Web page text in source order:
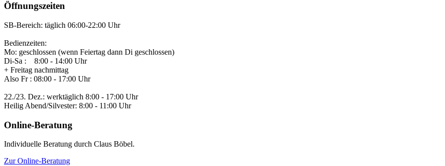
Öffnungszeiten
SB-Bereich: täglich 06:00-22:00 Uhr
Bedienzeiten:
Mo: geschlossen (wenn Feiertag dann Di geschlossen)
Di-Sa : 8:00 - 14:00 Uhr
+ Freitag nachmittag
Also Fr : 08:00 - 17:00 Uhr
22./23. Dez.: werktäglich 8:00 - 17:00 Uhr
Heilig Abend/Silvester: 8:00 - 11:00 Uhr
Online-Beratung
Individuelle Beratung durch Claus Böbel.
Zur Online-Beratung